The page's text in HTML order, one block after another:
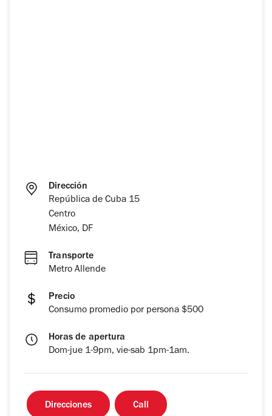
Dirección
República de Cuba 15
Centro
México, DF
Transporte
Metro Allende
Precio
Consumo promedio por persona $500
Horas de apertura
Dom-jue 1-9pm, vie-sab 1pm-1am.
Direcciones Call